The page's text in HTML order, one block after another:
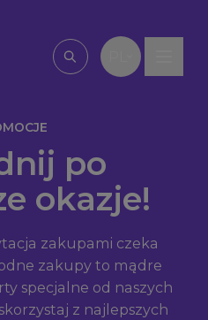
Wpisz, czego
po
okazje!
zakupami czeka
zakupy to mądre
specjalne od naszych
z najlepszych